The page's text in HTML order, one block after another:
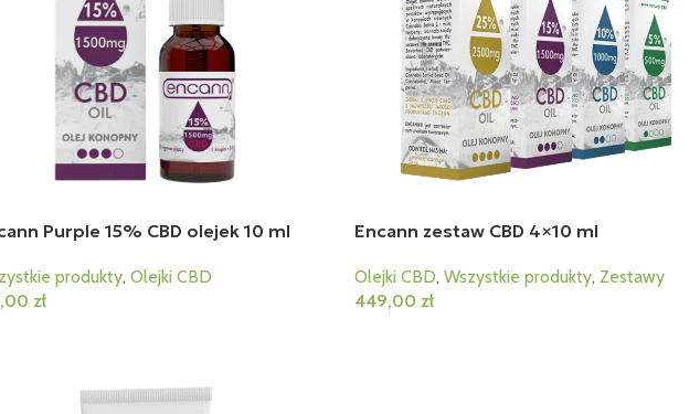
Purple 15% CBD olejek 10 ml
produkty, Olejki CBD
zł
Encann zestaw CBD 4×10 ml
Olejki CBD, Wszystkie produkty, Zestawy
449,00 zł